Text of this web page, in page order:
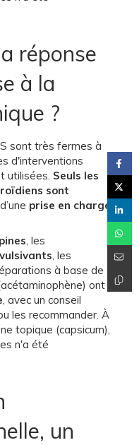
réponse
à la
?
sont très fermes à
d'interventions
utilisées. Seuls les
sont
prise en charge
, les
, les
à base de
ont
, avec un conseil
les recommander. À
topique (capsicum),
n'a été
un